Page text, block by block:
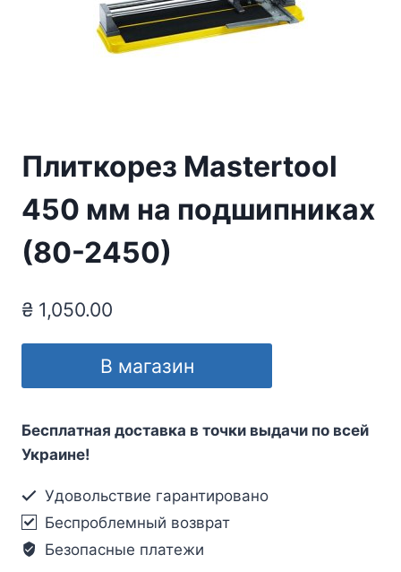
Плиткорез Mastertool
450 мм на подшипниках
(80-2450)
₴ 1,050.00
В магазин
Бесплатная доставка в точки выдачи по всей
Украине!
Удовольствие гарантировано
Беспроблемный возврат
Безопасные платежи